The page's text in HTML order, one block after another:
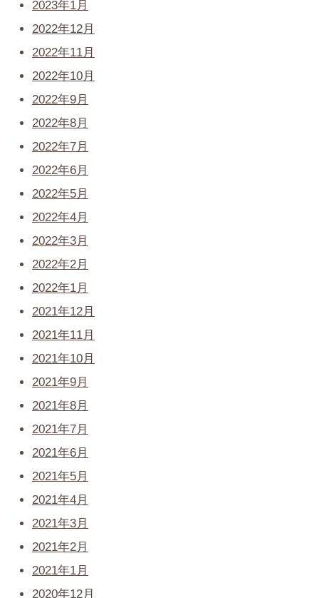
2023年1月
2022年12月
2022年11月
2022年10月
2022年9月
2022年8月
2022年7月
2022年6月
2022年5月
2022年4月
2022年3月
2022年2月
2022年1月
2021年12月
2021年11月
2021年10月
2021年9月
2021年8月
2021年7月
2021年6月
2021年5月
2021年4月
2021年3月
2021年2月
2021年1月
2020年12月